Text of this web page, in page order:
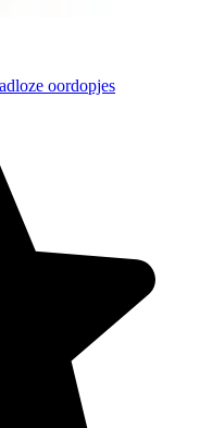
oordopjes